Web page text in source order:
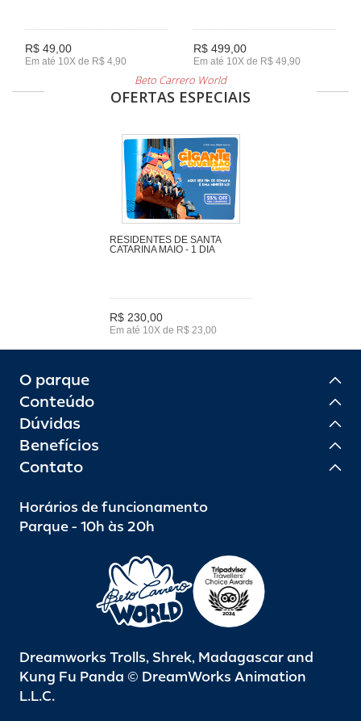
R$ 49,00
Em até 10X de R$ 4,90
R$ 499,00
Em até 10X de R$ 49,90
Beto Carrero World
OFERTAS ESPECIAIS
RESIDENTES DE SANTA
CATARINA MAIO - 1 DIA
R$ 230,00
Em até 10X de R$ 23,00
O parque
Conteúdo
Dúvidas
Benefícios
Contato
Horários de funcionamento
Parque - 10h às 20h
Dreamworks Trolls, Shrek, Madagascar and
Kung Fu Panda © DreamWorks Animation
L.L.C.